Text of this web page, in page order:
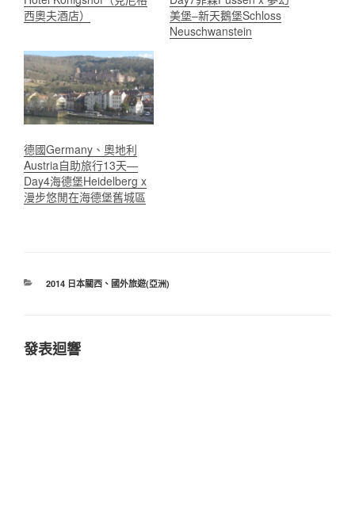
西奧夫酒店）
美堡–新天鵝堡Schloss
Neuschwanstein
德國Germany、奧地利
Austria自助旅行13天—
Day4海德堡Heidelberg x
漫步悠閒在海德堡舊城區
分
2014 日本關西、 國外旅遊(亞洲)
發表迴響